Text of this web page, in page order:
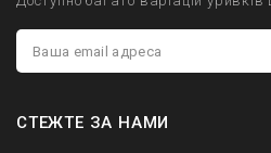
СТЕЖТЕ ЗА НАМИ